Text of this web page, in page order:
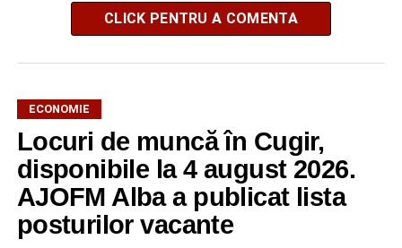
CLICK PENTRU A COMENTA
ECONOMIE
Locuri de muncă în Cugir,
disponibile la 4 august 2026.
AJOFM Alba a publicat lista
posturilor vacante